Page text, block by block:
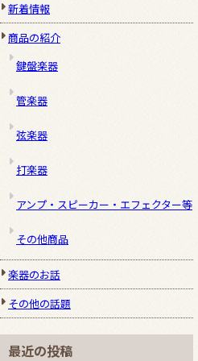
新着情報
商品の紹介
鍵盤楽器
管楽器
弦楽器
打楽器
アンプ・スピーカー・エフェクター等
その他商品
楽器のお話
その他の話題
最近の投稿